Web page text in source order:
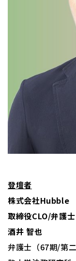
登壇者
株式会社Hubble
取締役CLO/弁護士
酒井 智也
弁護士（67期/第